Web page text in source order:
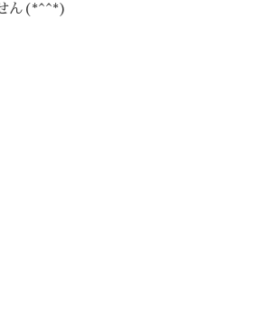
ん(*^^*)